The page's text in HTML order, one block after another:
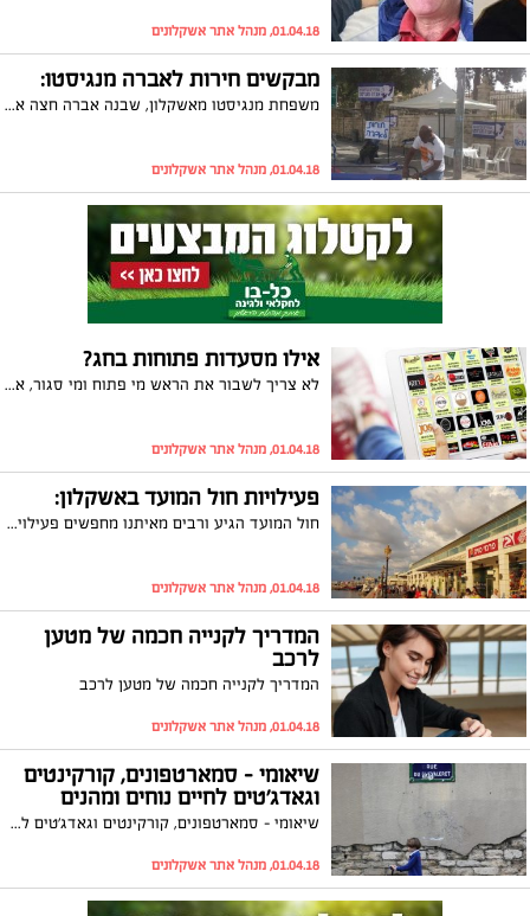
01.04.18, מנהל אתר אשקלונים
מבקשים חירות לאברה מנגיסטו:
משפחת מנגיסטו מאשקלון, שבנה אברה חצה את הגבול ועבר לעזה, דורשת גם בחג הפסח הזה ממשלת ישראל להשיב את בנה הביתה. המשפחה הקימה אוהל מחאה מול בית ראש הממשלה ותשהה שם במהלך כל ימי חול המועד. אילן מנגיסטו: "אנחנו פה כדי להזכיר שאברה הופקר והגיע הזמן שיחזור הביתה"
01.04.18, מנהל אתר אשקלונים
אילו מסעדות פתוחות בחג?
לא צריך לשבור את הראש מי פתוח ומי סגור, אנחנו עשינו בשבילכם את העבודה. קבלו את רשימת המסעדות והמקומות שיעזרו לכם לעבור את החג בקלות. מי פתוח, מי כשר ולמי יש שירות משלוחים. חג שמח!
01.04.18, מנהל אתר אשקלונים
פעילויות חול המועד באשקלון:
חול המועד הגיע ורבים מאיתנו מחפשים פעילויות עם הילדים שבחופשה. ריכזנו עבורכם כמה מהפעילויות שיתקיימו במרכזים הגדולים באשקלון והסביבה
01.04.18, מנהל אתר אשקלונים
המדריך לקנייה חכמה של מטען
לרכב
המדריך לקנייה חכמה של מטען לרכב
01.04.18, מנהל אתר אשקלונים
שיאומי – סמארטפונים, קורקינטים
וגאדג'טים לחיים נוחים ומהנים
שיאומי – סמארטפונים, קורקינטים וגאדג'טים לחיים נוחים ומהנים
01.04.18, מנהל אתר אשקלונים